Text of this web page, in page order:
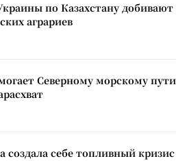
по Казахстану добивают
аграриев
Северному морскому пути
создала себе топливный кризис